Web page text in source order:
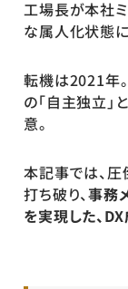
工場長が本社
な属人化状態に
転機は2021年
の「自主独立
意。
本記事では、
打ち破り、事務
を実現した、